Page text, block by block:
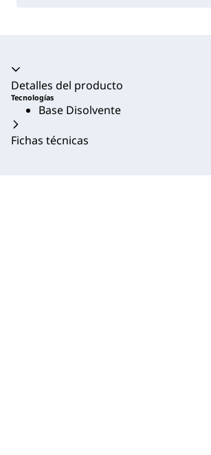
Acordeón colapsado
Detalles del producto
Tecnologías
Base Disolvente
Fichas técnicas